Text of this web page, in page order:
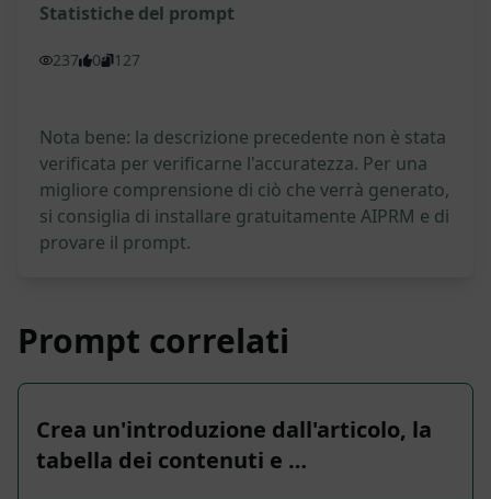
Statistiche del prompt
237 0 127
Nota bene: la descrizione precedente non è stata
verificata per verificarne l'accuratezza. Per una
migliore comprensione di ciò che verrà generato,
si consiglia di installare gratuitamente AIPRM e di
provare il prompt.
Prompt correlati
Crea un'introduzione dall'articolo, la
tabella dei contenuti e …